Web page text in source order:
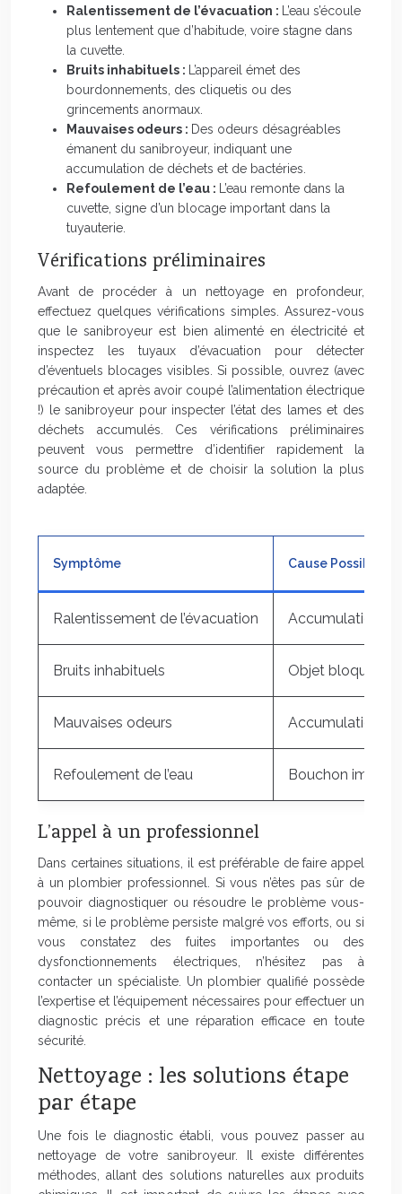
Ralentissement de l’évacuation :
L’eau s’écoule
plus lentement que d’habitude, voire stagne dans
la cuvette.
Bruits inhabituels :
L’appareil émet des
bourdonnements, des cliquetis ou des
grincements anormaux.
Mauvaises odeurs : Des odeurs désagréables
émanent du sanibroyeur, indiquant une
accumulation de déchets et de bactéries.
Refoulement de l’eau :
L’eau remonte dans la
cuvette, signe d’un blocage important dans la
tuyauterie.
Vérifications préliminaires
Avant de procéder à un nettoyage en profondeur,
effectuez quelques vérifications simples. Assurez-vous
que le sanibroyeur est bien alimenté en électricité et
inspectez les tuyaux d’évacuation pour détecter
d’éventuels blocages visibles. Si possible, ouvrez (avec
précaution et après avoir coupé l’alimentation électrique
!) le sanibroyeur pour inspecter l’état des lames et des
déchets accumulés. Ces vérifications préliminaires
peuvent vous permettre d’identifier rapidement la
source du problème et de choisir la solution la plus
adaptée.
Symptôme Cause Possible
Ralentissement de l’évacuation Accumulation
Bruits inhabituels Objet bloqué
Mauvaises odeurs Accumulation
Refoulement de l’eau Bouchon
L’appel à un professionnel
Dans certaines situations, il est préférable de faire appel
à un plombier professionnel. Si vous n’êtes pas sûr de
pouvoir diagnostiquer ou résoudre le problème vous-
même, si le problème persiste malgré vos efforts, ou si
vous constatez des fuites importantes ou des
dysfonctionnements électriques, n’hésitez pas à
contacter un spécialiste. Un plombier qualifié possède
l’expertise et l’équipement nécessaires pour effectuer un
diagnostic précis et une réparation efficace en toute
sécurité.
Nettoyage : les solutions étape
par étape
Une fois le diagnostic établi, vous pouvez passer au
nettoyage de votre sanibroyeur. Il existe différentes
méthodes, allant des solutions naturelles aux produits